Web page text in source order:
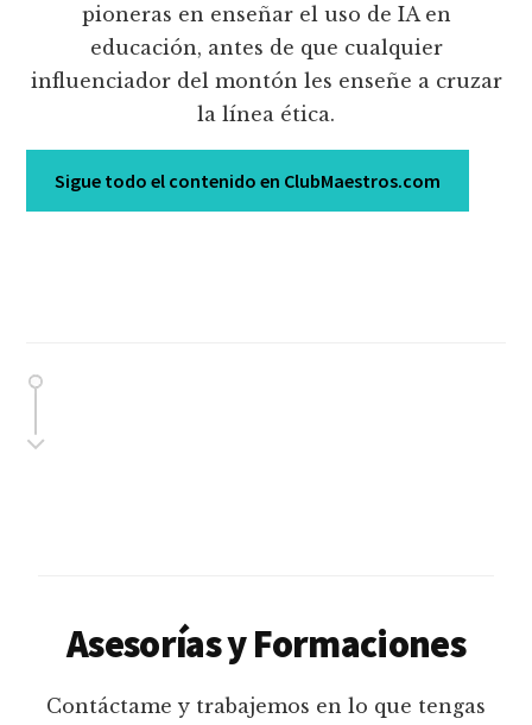
pioneras en enseñar el uso de IA en
educación, antes de que cualquier
influenciador del montón les enseñe a cruzar
la línea ética.
Sigue todo el contenido en ClubMaestros.com
Asesorías y Formaciones
Contáctame y trabajemos en lo que tengas